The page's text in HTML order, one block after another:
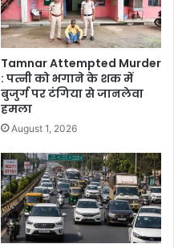
Tamnar Attempted Murder
: पत्नी को भगाने के शक में
बुजुर्ग पर टंगिया से जानलेवा
हमला
August 1, 2026